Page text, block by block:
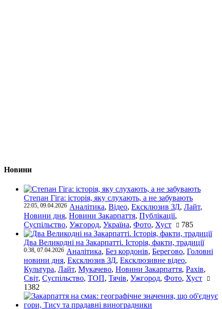
Новини
Степан Гіга: історія, яку слухають, а не забувають
22:05, 09.04.2026 Аналітика, Відео, Ексклюзив ЗД, Лайт,
Новини дня, Новини Закарпаття, Публікації,
Суспільство, Ужгород, Україна, Фото, Хуст 785
Два Великодні на Закарпатті. Історія, факти, традиції
0:38, 07.04.2026 Аналітика, Без кордонів, Берегово, Головні
новини дня, Ексклюзив ЗД, Ексклюзивне відео,
Культура, Лайт, Мукачево, Новини Закарпаття, Рахів,
Світ, Суспільство, ТОП, Тячів, Ужгород, Фото, Хуст
1382